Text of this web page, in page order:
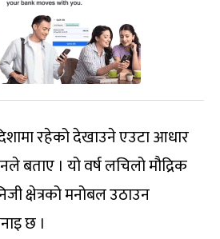
रहेको देखाउने एउटा आधार
बताए । यो वर्ष लचिलो मौद्रिक
क्षेत्रको मनोबल उठाउन
छ ।